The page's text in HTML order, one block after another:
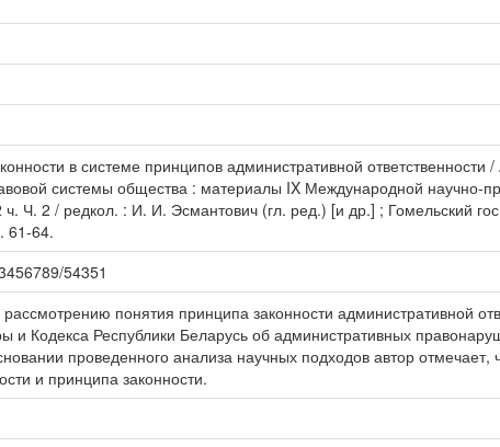
в системе принципов административной
системы общества : материалы IX Международной научно-
ч. Ч. 2 / редкол. : И. И. Эсмантович (гл. ред.) [и др.] ; Гомельский
61-64.
54351
понятия принципа законности административной
и Кодекса Республики Беларусь об административных
проведенного анализа научных подходов автор отмечает,
и принципа законности.